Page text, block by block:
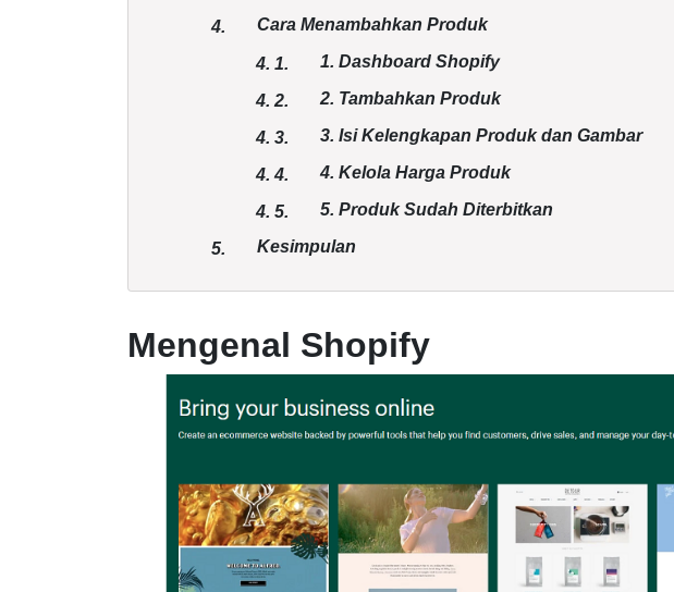
4. Cara Menambahkan Produk
4. 1. 1. Dashboard Shopify
4. 2. 2. Tambahkan Produk
4. 3. 3. Isi Kelengkapan Produk dan Gambar
4.4. 4. Kelola Harga Produk
4. 5. 5. Produk Sudah Diterbitkan
5. Kesimpulan
Mengenal Shopify